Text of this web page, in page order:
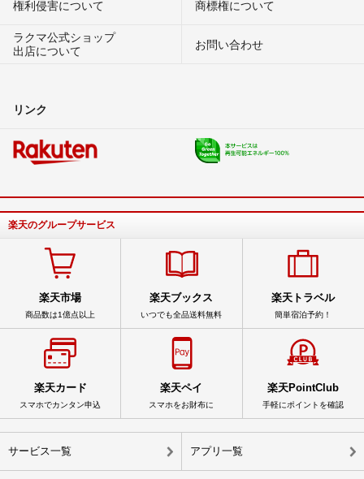
権利侵害について
商標権について
ラクマ公式ショップ
出店について
お問い合わせ
リンク
楽天のグループサービス
楽天市場
商品数は1億点以上
楽天ブックス
いつでも全品送料無料
楽天トラベル
簡単宿泊予約！
楽天カード
スマホでカンタン申込
楽天ペイ
スマホをお財布に
楽天PointClub
手軽にポイントを確認
サービス一覧 アプリ一覧